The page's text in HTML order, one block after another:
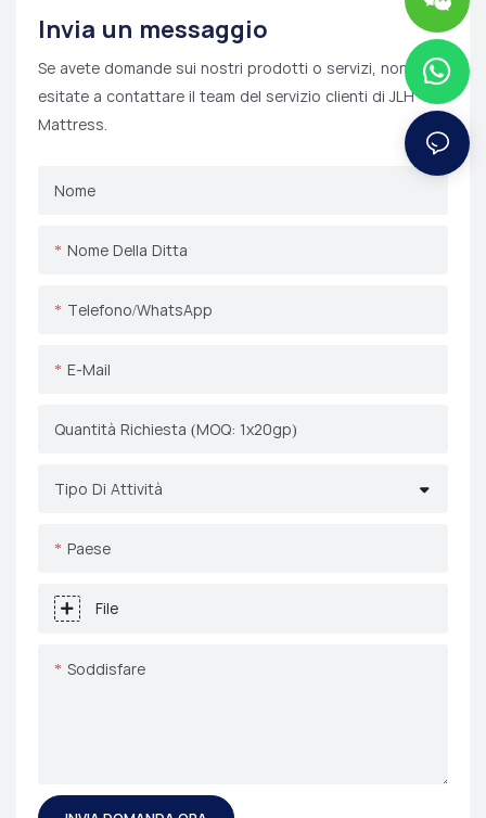
Invia un messaggio
Se avete domande sui nostri prodotti o servizi, non
esitate a contattare il team del servizio clienti di JLH
Mattress.
Nome
Nome Della Ditta
Telefono/WhatsApp
E-Mail
Quantità Richiesta (MOQ: 1x20gp)
Tipo Di Attività
Paese
File
Soddisfare